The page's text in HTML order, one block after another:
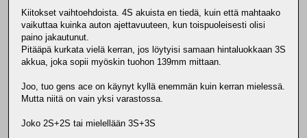
Kiitokset vaihtoehdoista. 4S akuista en tiedä, kuin että mahtaako
vaikuttaa kuinka auton ajettavuuteen, kun toispuoleisesti olisi
paino jakautunut.
Pitääpä kurkata vielä kerran, jos löytyisi samaan hintaluokkaan 3S
akkua, joka sopii myöskin tuohon 139mm mittaan.
Joo, tuo gens ace on käynyt kyllä enemmän kuin kerran mielessä.
Mutta niitä on vain yksi varastossa.
Joko 2S+2S tai mielellään 3S+3S